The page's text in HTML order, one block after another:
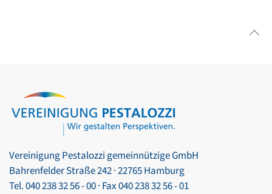
Vereinigung Pestalozzi gemeinnützige GmbH
Bahrenfelder Straße 242 · 22765 Hamburg
Tel. 040 238 32 56 - 00 · Fax 040 238 32 56 - 01